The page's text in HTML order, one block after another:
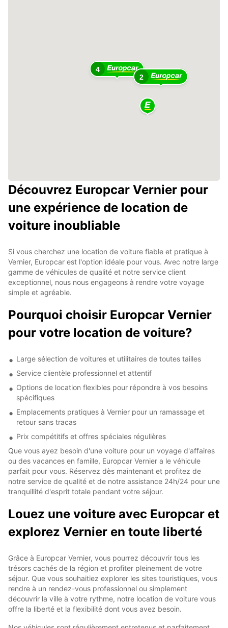
4
2
Découvrez Europcar Vernier pour
une expérience de location de
voiture inoubliable
Si vous cherchez une location de voiture fiable et pratique à
Vernier, Europcar est l'option idéale pour vous. Avec notre large
gamme de véhicules de qualité et notre service client
exceptionnel, nous nous engageons à rendre votre voyage
simple et agréable.
Pourquoi choisir Europcar Vernier
pour votre location de voiture?
Large sélection de voitures et utilitaires de toutes tailles
Service clientèle professionnel et attentif
Options de location flexibles pour répondre à vos besoins
spécifiques
Emplacements pratiques à Vernier pour un ramassage et
retour sans tracas
Prix compétitifs et offres spéciales régulières
Que vous ayez besoin d'une voiture pour un voyage d'affaires
ou des vacances en famille, Europcar Vernier a le véhicule
parfait pour vous. Réservez dès maintenant et profitez de
notre service de qualité et de notre assistance 24h/24 pour une
tranquillité d'esprit totale pendant votre séjour.
Louez une voiture avec Europcar et
explorez Vernier en toute liberté
Grâce à Europcar Vernier, vous pourrez découvrir tous les
trésors cachés de la région et profiter pleinement de votre
séjour. Que vous souhaitiez explorer les sites touristiques, vous
rendre à un rendez-vous professionnel ou simplement
découvrir la ville à votre rythme, notre location de voiture vous
offre la liberté et la flexibilité dont vous avez besoin.